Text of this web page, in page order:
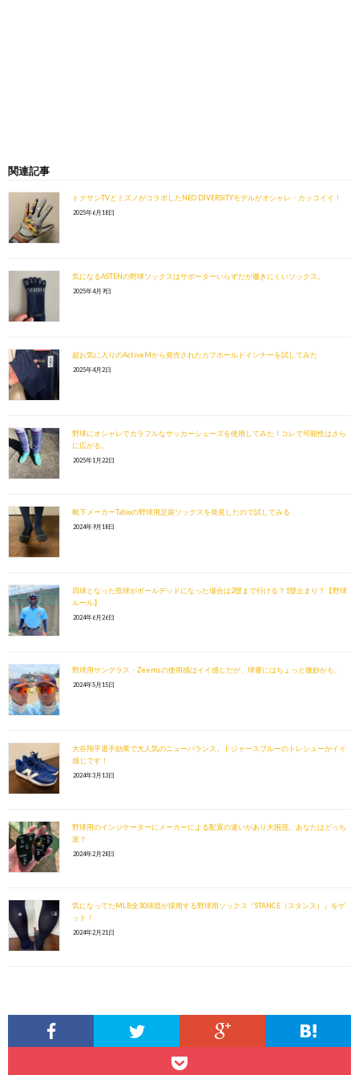
関連記事
トクサンTVとミズノがコラボしたNEO DIVERSITYモデルがオシャレ・カッコイイ！
2025年6月18日
気になるASTENの野球ソックスはサポーターいらずだが履きにくいソックス。
2025年4月9日
超お気に入りのActiveMから発売されたカフホールドインナーを試してみた
2025年4月2日
野球にオシャレでカラフルなサッカーシューズを使用してみた！コレで可能性はさら
に広がる。
2025年1月22日
靴下メーカーTabioの野球用足袋ソックスを発見したので試してみる
2024年9月18日
四球となった投球がボールデッドになった場合は2塁まで行ける？1塁止まり？【野球
ルール】
2024年6月26日
野球用サングラス・Zeemsの使用感はイイ感じだが、球審にはちょっと微妙かも。
2024年5月15日
大谷翔平選手効果で大人気のニューバランス。ドジャースブルーのトレシューがイイ
感じです！
2024年3月13日
野球用のインジケーターにメーカーによる配置の違いがあり大困惑。あなたはどっち
派？
2024年2月28日
気になってたMLB全30球団が採用する野球用ソックス『STANCE（スタンス）』をゲ
ット！
2024年2月21日